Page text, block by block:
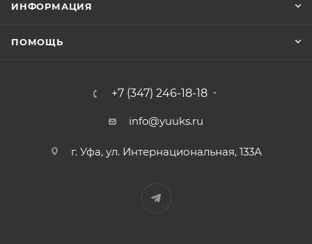
ИНФОРМАЦИЯ
ПОМОЩЬ
+7 (347) 246-18-18
info@yuuks.ru
г. Уфа, ул. Интернациональная, 133А